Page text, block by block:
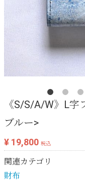
《S/S/A/W》L字
ブルー>
¥ 19,800 税込
関連カテゴリ
財布